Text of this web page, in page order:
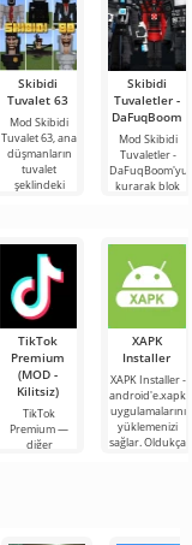
Skibidi
Tuvalet 63
Mod Skibidi
Tuvalet 63, ana
düşmanların
tuvalet
şeklindeki
Minecraft için
Skibidi
Tuvaletler -
DaFuqBoom
Mod Skibidi
Tuvaletler -
DaFuqBoom'yu
kurarak blok
olan karikatür
TikTok
Premium
(MOD -
Kilitsiz)
TikTok
Premium —
diğer
XAPK
Installer
XAPK Installer -
android'e.xapk
uygulamalarını
yüklemenizi
sağlar. Oldukça